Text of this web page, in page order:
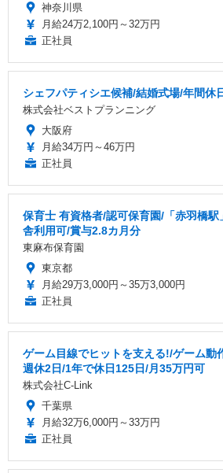
神奈川県
月給24万2,100円～32万円
正社員
シェフパティシエ候補/結婚式場/年間休
株式会社ベストプランニング
大阪府
月給34万円～46万円
正社員
保育士 有資格者/認可保育園/「赤羽橋
舎利用可/賞与2.8カ月分
東麻布保育園
東京都
月給29万3,000円～35万3,000円
正社員
ゲーム目線でヒットを支える!/ゲーム動
週休2日/1年で休日125日/月35万円可
株式会社C-Link
千葉県
月給32万6,000円～33万円
正社員